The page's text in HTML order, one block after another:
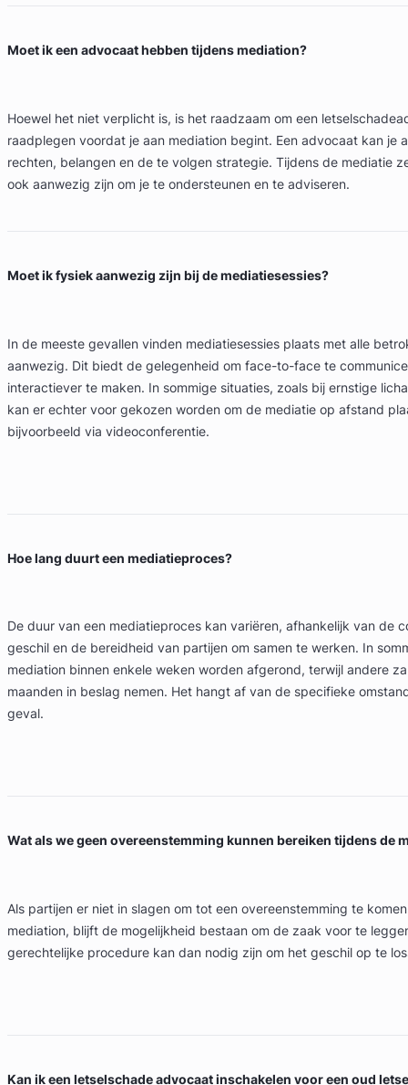
Moet ik een advocaat hebben tijdens mediation?
Hoewel het niet verplicht is, is het raadzaam om een
raadplegen voordat je aan mediation begint. Een advocaat kan je
rechten, belangen en de te volgen strategie. Tijdens de mediatie
ook aanwezig zijn om je te ondersteunen en te adviseren.
Moet ik fysiek aanwezig zijn bij de mediatiesessies?
In de meeste gevallen vinden mediatiesessies plaats met alle
aanwezig. Dit biedt de gelegenheid om face-to-face te
interactiever te maken. In sommige situaties, zoals bij ernstige
kan er echter voor gekozen worden om de mediatie op afstand
bijvoorbeeld via videoconferentie.
Hoe lang duurt een mediatieproces?
De duur van een mediatieproces kan variëren, afhankelijk van de
geschil en de bereidheid van partijen om samen te werken. In
mediation binnen enkele weken worden afgerond, terwijl andere
maanden in beslag nemen. Het hangt af van de specifieke
geval.
Wat als we geen overeenstemming kunnen bereiken tijdens de
Als partijen er niet in slagen om tot een overeenstemming te
mediation, blijft de mogelijkheid bestaan om de zaak voor te
gerechtelijke procedure kan dan nodig zijn om het geschil op te
Kan ik een letselschade advocaat inschakelen voor een oud